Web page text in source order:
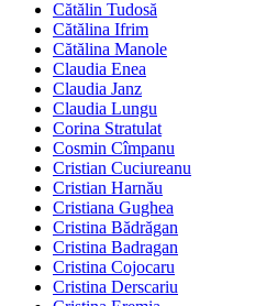
Cătălin Tudosă
Cătălina Ifrim
Cătălina Manole
Claudia Enea
Claudia Janz
Claudia Lungu
Corina Stratulat
Cosmin Cîmpanu
Cristian Cuciureanu
Cristian Harnău
Cristiana Gughea
Cristina Bădrăgan
Cristina Badragan
Cristina Cojocaru
Cristina Derscariu